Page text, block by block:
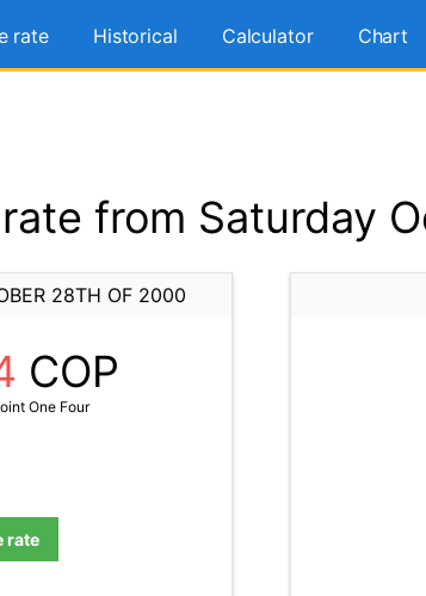
rate Historical Calculator Chart
from Saturday
28TH OF 2000
COP
One Four
rate